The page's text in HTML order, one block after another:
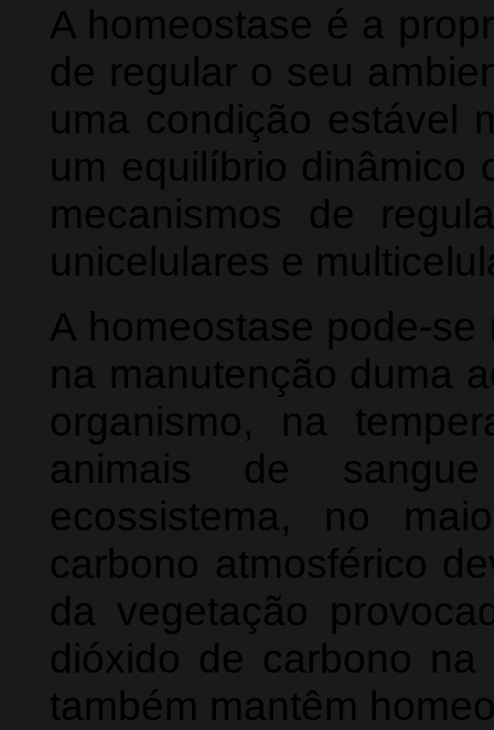
A homeostase é a
de regular o seu
uma condição estável
um equilíbrio dinâmico
mecanismos de
unicelulares e
A homeostase pode-
na manutenção duma
organismo, na
animais de
ecossistema, no
carbono atmosférico
da vegetação
dióxido de carbono na
também mantêm